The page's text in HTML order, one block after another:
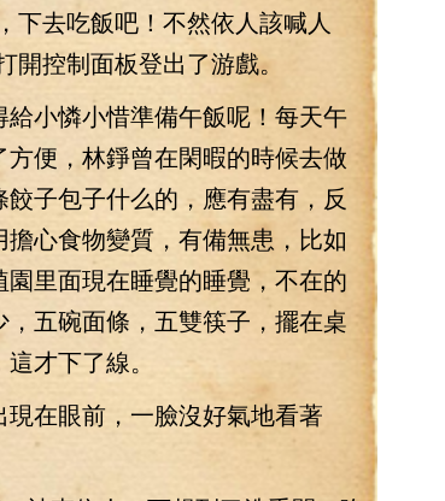
去吃飯吧！不然依人該喊人
控制面板登出了游戲。
憐小惜準備午飯呢！每天午
便，林錚曾在閑暇的時候去做
子包子什么的，應有盡有，反
心食物變質，有備無患，比如
里面現在睡覺的睡覺，不在的
五碗面條，五雙筷子，擺在桌
才下了線。
在眼前，一臉沒好氣地看著